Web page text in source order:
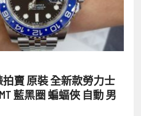
賣 原裝 全新款勞力士
藍黑圈 蝙蝠俠 自動 男